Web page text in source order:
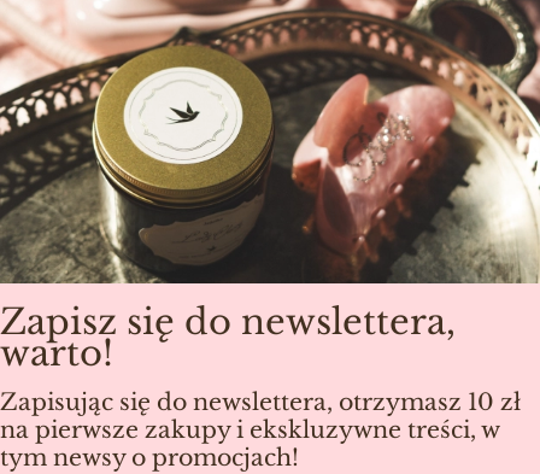
Zapisz się do newslettera,
warto!
Zapisując się do newslettera, otrzymasz 10 zł
na pierwsze zakupy i ekskluzywne treści, w
tym newsy o promocjach!